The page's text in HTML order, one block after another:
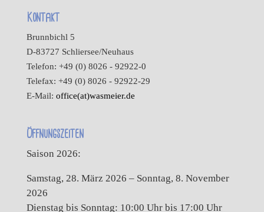
Kontakt
Brunnbichl 5
D-83727 Schliersee/Neuhaus
Telefon: +49 (0) 8026 - 92922-0
Telefax: +49 (0) 8026 - 92922-29
E-Mail: office(at)wasmeier.de
Öffnungszeiten
Saison 2026:
Samstag, 28. März 2026 – Sonntag, 8. November
2026
Dienstag bis Sonntag: 10:00 Uhr bis 17:00 Uhr